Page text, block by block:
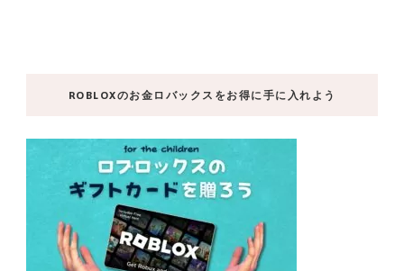
ROBLOXのお金ロバックスをお得に手に入れよう